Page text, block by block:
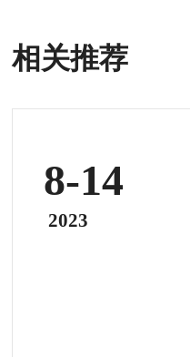
相关推荐
8-14
2023